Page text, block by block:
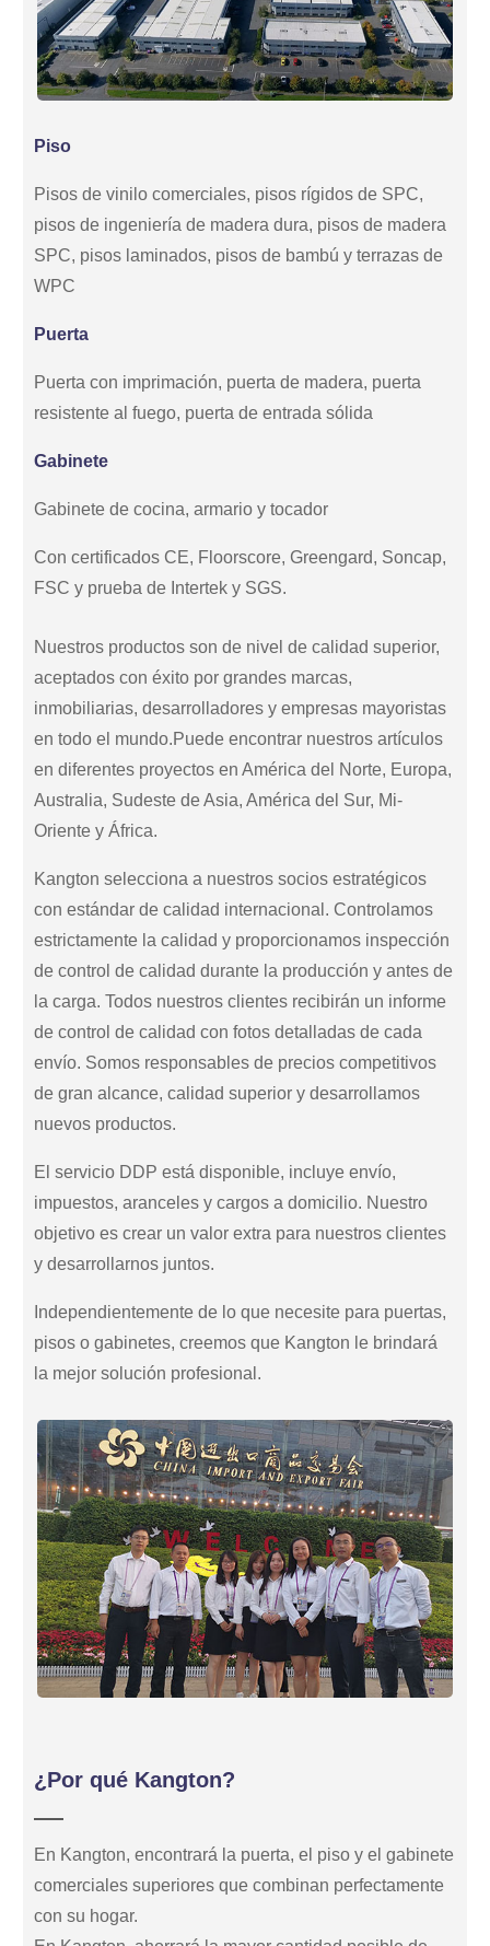
Piso
Pisos de vinilo comerciales, pisos rígidos de SPC,
pisos de ingeniería de madera dura, pisos de madera
SPC, pisos laminados, pisos de bambú y terrazas de
WPC
Puerta
Puerta con imprimación, puerta de madera, puerta
resistente al fuego, puerta de entrada sólida
Gabinete
Gabinete de cocina, armario y tocador
Con certificados CE, Floorscore, Greengard, Soncap,
FSC y prueba de Intertek y SGS.
Nuestros productos son de nivel de calidad superior,
aceptados con éxito por grandes marcas,
inmobiliarias, desarrolladores y empresas mayoristas
en todo el mundo.Puede encontrar nuestros artículos
en diferentes proyectos en América del Norte, Europa,
Australia, Sudeste de Asia, América del Sur, Mi-
Oriente y África.
Kangton selecciona a nuestros socios estratégicos
con estándar de calidad internacional. Controlamos
estrictamente la calidad y proporcionamos inspección
de control de calidad durante la producción y antes de
la carga. Todos nuestros clientes recibirán un informe
de control de calidad con fotos detalladas de cada
envío. Somos responsables de precios competitivos
de gran alcance, calidad superior y desarrollamos
nuevos productos.
El servicio DDP está disponible, incluye envío,
impuestos, aranceles y cargos a domicilio. Nuestro
objetivo es crear un valor extra para nuestros clientes
y desarrollarnos juntos.
Independientemente de lo que necesite para puertas,
pisos o gabinetes, creemos que Kangton le brindará
la mejor solución profesional.
¿Por qué Kangton?
En Kangton, encontrará la puerta, el piso y el gabinete
comerciales superiores que combinan perfectamente
con su hogar.